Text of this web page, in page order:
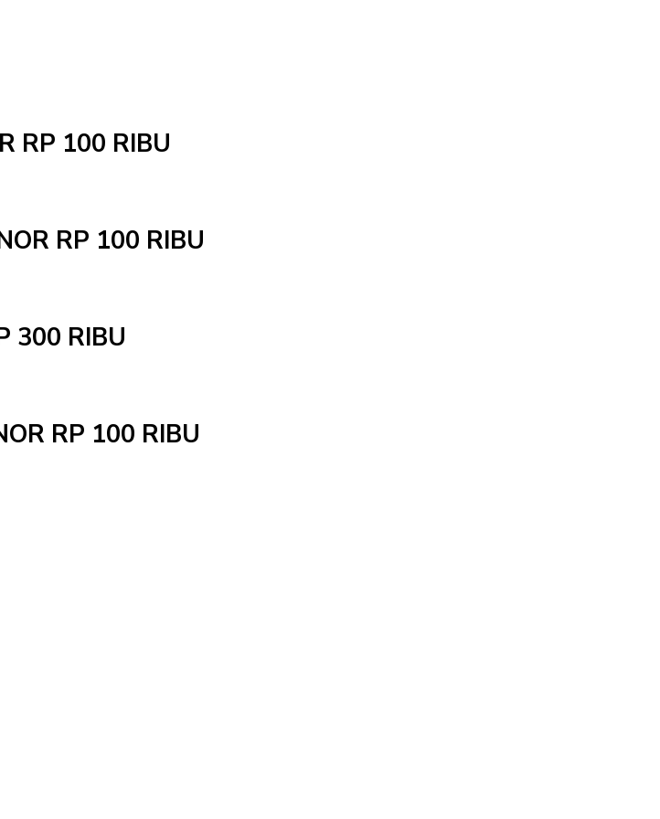
RP 100 RIBU
RP 100 RIBU
300 RIBU
RP 100 RIBU